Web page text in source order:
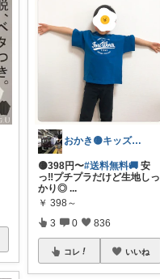
おかき🟡キッズ、子供服、暑さ対策
🟡398円〜#送料無料🚚 安
っ‼️プチプラだけど生地しっ
かり◎ ...
￥ 398～
3 0 836
コレ いいね